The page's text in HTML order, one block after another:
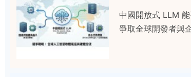
中國開放式 LLM
爭取全球開發者與